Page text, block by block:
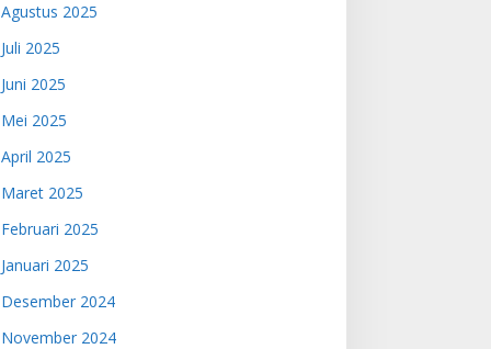
Agustus 2025
Juli 2025
Juni 2025
Mei 2025
April 2025
Maret 2025
Februari 2025
Januari 2025
Desember 2024
November 2024